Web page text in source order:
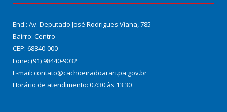
End.: Av. Deputado José Rodrigues Viana, 785
Bairro: Centro
CEP: 68840-000
Fone: (91) 98440-9032
E-mail: contato@cachoeiradoarari.pa.gov.br
Horário de atendimento: 07:30 às 13:30